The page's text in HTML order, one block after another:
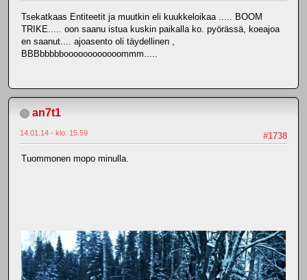
Tsekatkaas Entiteetit ja muutkin eli kuukkeloikaa ..... BOOM
TRIKE..... oon saanu istua kuskin paikalla ko. pyörässä, koeajoa
en saanut.... ajoasento oli täydellinen ,
BBBbbbbboooooooooooommm.....
an7t1
#1738
14.01.14 - klo: 15.59
Tuommonen mopo minulla.